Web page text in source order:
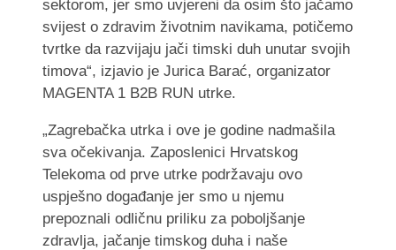
sektorom, jer smo uvjereni da osim što jačamo
svijest o zdravim životnim navikama, potičemo
tvrtke da razvijaju jači timski duh unutar svojih
timova“, izjavio je Jurica Barać, organizator
MAGENTA 1 B2B RUN utrke.
„Zagrebačka utrka i ove je godine nadmašila
sva očekivanja. Zaposlenici Hrvatskog
Telekoma od prve utrke podržavaju ovo
uspješno događanje jer smo u njemu
prepoznali odličnu priliku za poboljšanje
zdravlja, jačanje timskog duha i naše